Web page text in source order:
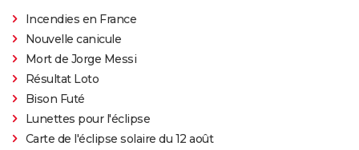
Incendies en France
Nouvelle canicule
Mort de Jorge Messi
Résultat Loto
Bison Futé
Lunettes pour l'éclipse
Carte de l'éclipse solaire du 12 août